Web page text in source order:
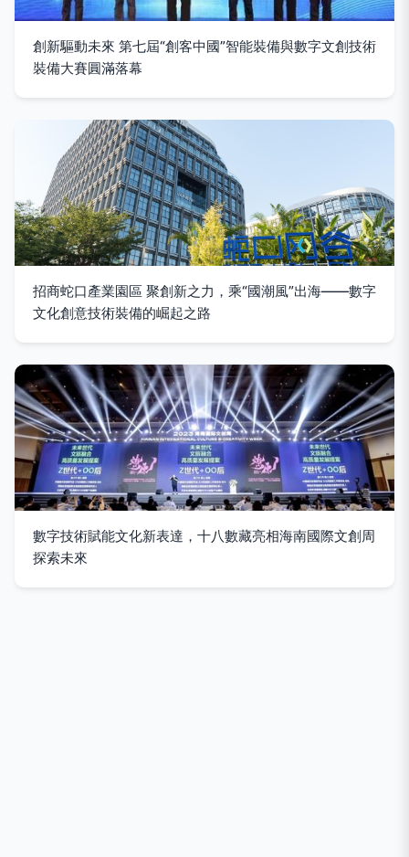
創新驅動未來 第七屆“創客中國”智能裝備與數字文創技術
裝備大賽圓滿落幕
招商蛇口產業園區 聚創新之力，乘“國潮風”出海——數字
文化創意技術裝備的崛起之路
數字技術賦能文化新表達，十八數藏亮相海南國際文創周
探索未來